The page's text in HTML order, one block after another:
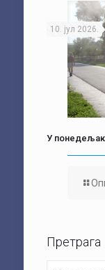
10. јул 2026.
У понедељак
Претрага